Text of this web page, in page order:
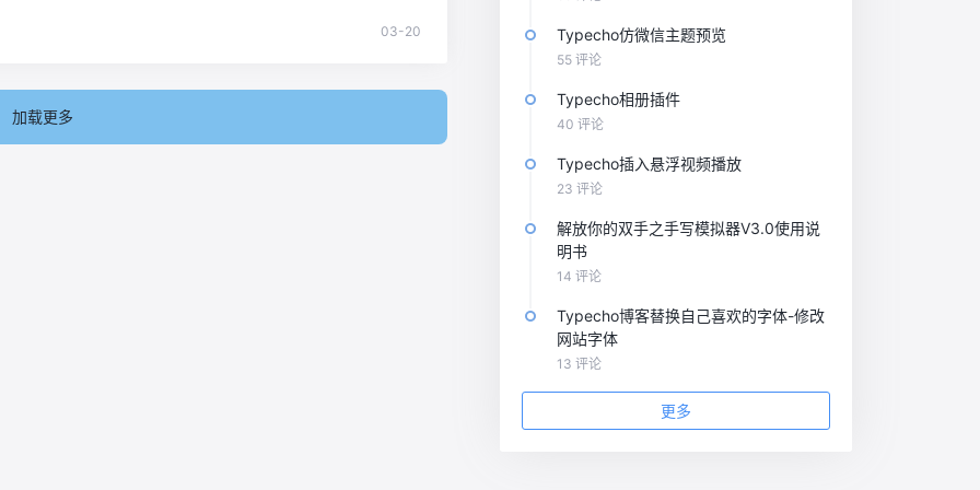
03-20
加载更多
Typecho仿微信主题预览
55 评论
Typecho相册插件
40 评论
Typecho插入悬浮视频播放
23 评论
解放你的双手之手写模拟器V3.0使用说
明书
14 评论
Typecho博客替换自己喜欢的字体-修改
网站字体
13 评论
更多